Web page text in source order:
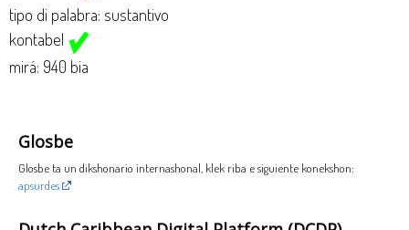
tipo di palabra: sustantivo
kontabel
mirá: 940 bia
Glosbe
Glosbe ta un dikshonario internashonal, klek riba e siguiente konekshon:
apsurdes